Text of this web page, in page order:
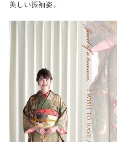
美しい振袖姿。